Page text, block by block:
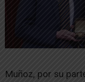
Muñoz, por su